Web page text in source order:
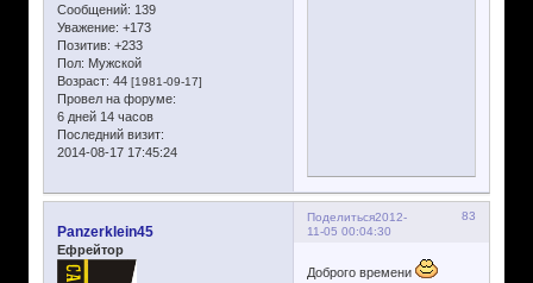
Сообщений: 139
Уважение: +173
Позитив: +233
Пол: Мужской
Возраст: 44 [1981-09-17]
Провел на форуме:
6 дней 14 часов
Последний визит:
2014-08-17 17:45:24
Поделиться 83
2012-
11-05 00:04:30
Panzerklein45
Ефрейтор
Доброго времени